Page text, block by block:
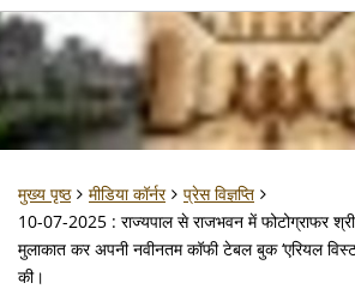
मुख्य पृष्ठ मीडिया कॉर्नर
प्रेस विज्ञप्ति
10-07-2025 : राज्यपाल से राजभवन में फोटोग्राफर श्री
मुलाकात कर अपनी नवीनतम कॉफी टेबल बुक ‘एरियल
की।